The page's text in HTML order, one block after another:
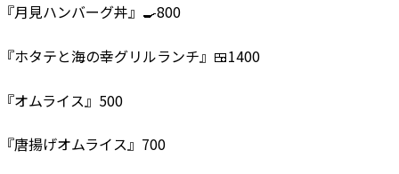
『月見ハンバーグ丼』🍳800
『ホタテと海の幸グリルランチ』🍱1400
『オムライス』500
『唐揚げオムライス』700